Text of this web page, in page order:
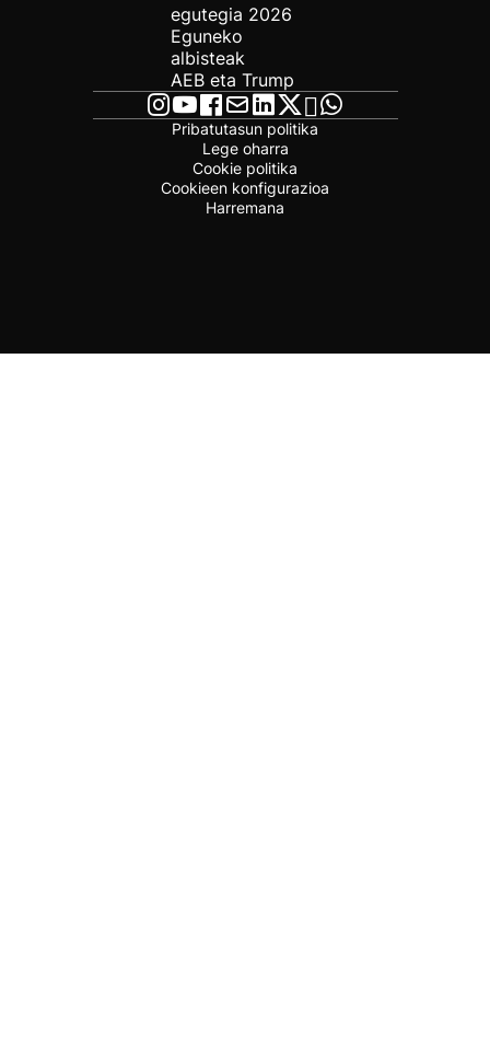
egutegia 2026
Eguneko
albisteak
AEB eta Trump
Pribatutasun politika
Lege oharra
Cookie politika
Cookieen konfigurazioa
Harremana